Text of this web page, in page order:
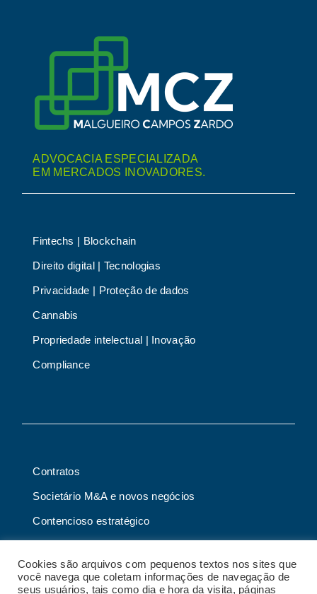
ADVOCACIA ESPECIALIZADA
EM MERCADOS INOVADORES.
Fintechs | Blockchain
Direito digital | Tecnologias
Privacidade | Proteção de dados
Cannabis
Propriedade intelectual | Inovação
Compliance
Contratos
Societário M&A e novos negócios
Contencioso estratégico
Advogado online
Cookies são arquivos com pequenos textos nos sites que
você navega que coletam informações de navegação de
seus usuários, tais como dia e hora da visita, páginas